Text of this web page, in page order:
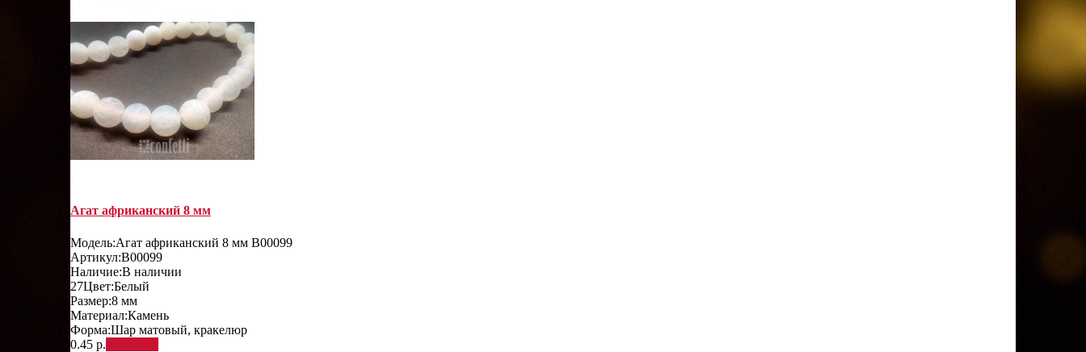
Агат африканский 8 мм
Модель:Агат африканский 8 мм B00099
Артикул:B00099
Наличие:В наличии
27Цвет:Белый
Размер:8 мм
Материал:Камень
Форма:Шар матовый, кракелюр
0.45 р.